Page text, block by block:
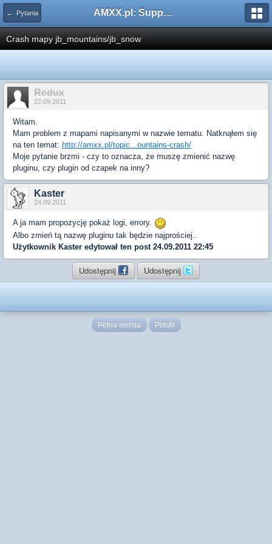
← Pytania AMXX.pl: Support AMX Mod X i SourceMod
Crash mapy jb_mountains/jb_snow
Redux
22.09.2011
Witam.
Mam problem z mapami napisanymi w nazwie tematu. Natknąłem się
na ten temat: http://amxx.pl/topic...ountains-crash/
Moje pytanie brzmi - czy to oznacza, że muszę zmienić nazwę
pluginu, czy plugin od czapek na inny?
Kaster
24.09.2011
A ja mam propozycję pokaż logi, errory.
Albo zmień tą nazwę pluginu tak będzie najprościej..
Użytkownik Kaster edytował ten post 24.09.2011 22:45
Udostępnij Udostępnij
Pełna wersja Polski